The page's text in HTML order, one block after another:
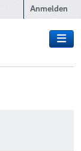
Anmelden